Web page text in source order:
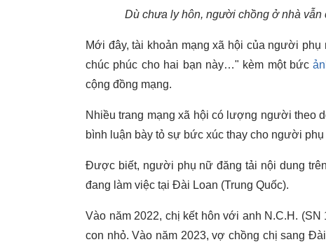
Dù chưa ly hôn, người chồng ở nhà
Mới đây, tài khoản mạng xã hội của người
chúc phúc cho hai bạn này…" kèm một bức
cộng đồng mạng.
Nhiều trang mạng xã hội có lượng người theo
bình luận bày tỏ sự bức xúc thay cho người
Được biết, người phụ nữ đăng tải nội dung
đang làm việc tại Đài Loan (Trung Quốc).
Vào năm 2022, chị kết hôn với anh N.C.H.
con nhỏ. Vào năm 2023, vợ chồng chị sang